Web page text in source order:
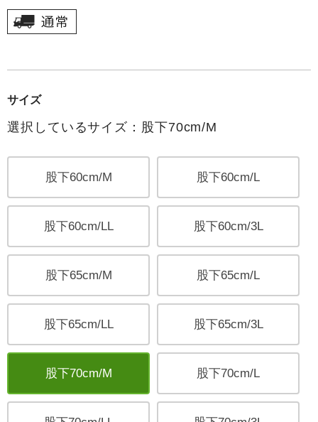
サイズ
選択しているサイズ：股下70cm/M
股下60cm/M 股下60cm/L
股下60cm/LL 股下60cm/3L
股下65cm/M 股下65cm/L
股下65cm/LL 股下65cm/3L
股下70cm/M 股下70cm/L